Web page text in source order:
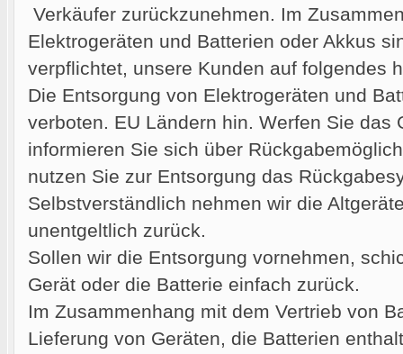
Verkäufer zurückzunehmen. Im
Elektrogeräten und Batterien oder Akkus
verpflichtet, unsere Kunden auf folgendes
Die Entsorgung von Elektrogeräten und
verboten. EU Ländern hin. Werfen Sie das
informieren Sie sich über
nutzen Sie zur Entsorgung das
Selbstverständlich nehmen wir die
unentgeltlich zurück.
Sollen wir die Entsorgung vornehmen,
Gerät oder die Batterie einfach zurück.
Im Zusammenhang mit dem Vertrieb von
Lieferung von Geräten, die Batterien